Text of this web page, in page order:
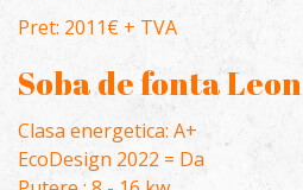
Pret: 2011€ + TVA
Soba de fonta Leon
Clasa energetica: A+
EcoDesign 2022 = Da